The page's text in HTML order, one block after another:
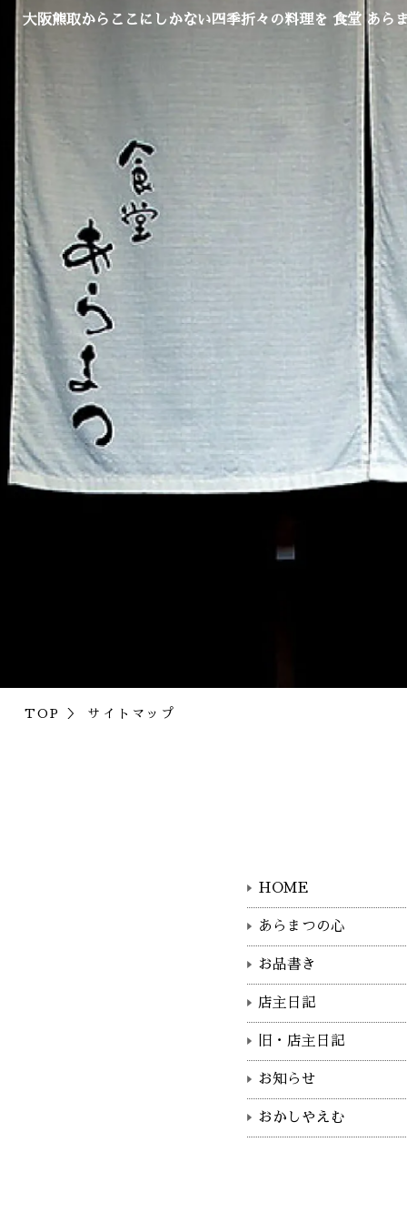
大阪熊取からここにしかない四季折々の料理を 食堂 あら
TOP サイトマップ
HOME
あらまつの心
お品書き
店主日記
旧・店主日記
お知らせ
おかしやえむ